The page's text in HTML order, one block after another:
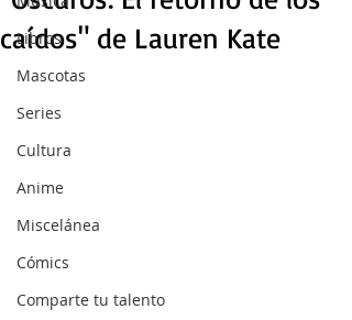
Libros
Mascotas
Series
Cultura
Anime
Miscelánea
Cómics
Comparte tu talento
caídos" de Lauren Kate